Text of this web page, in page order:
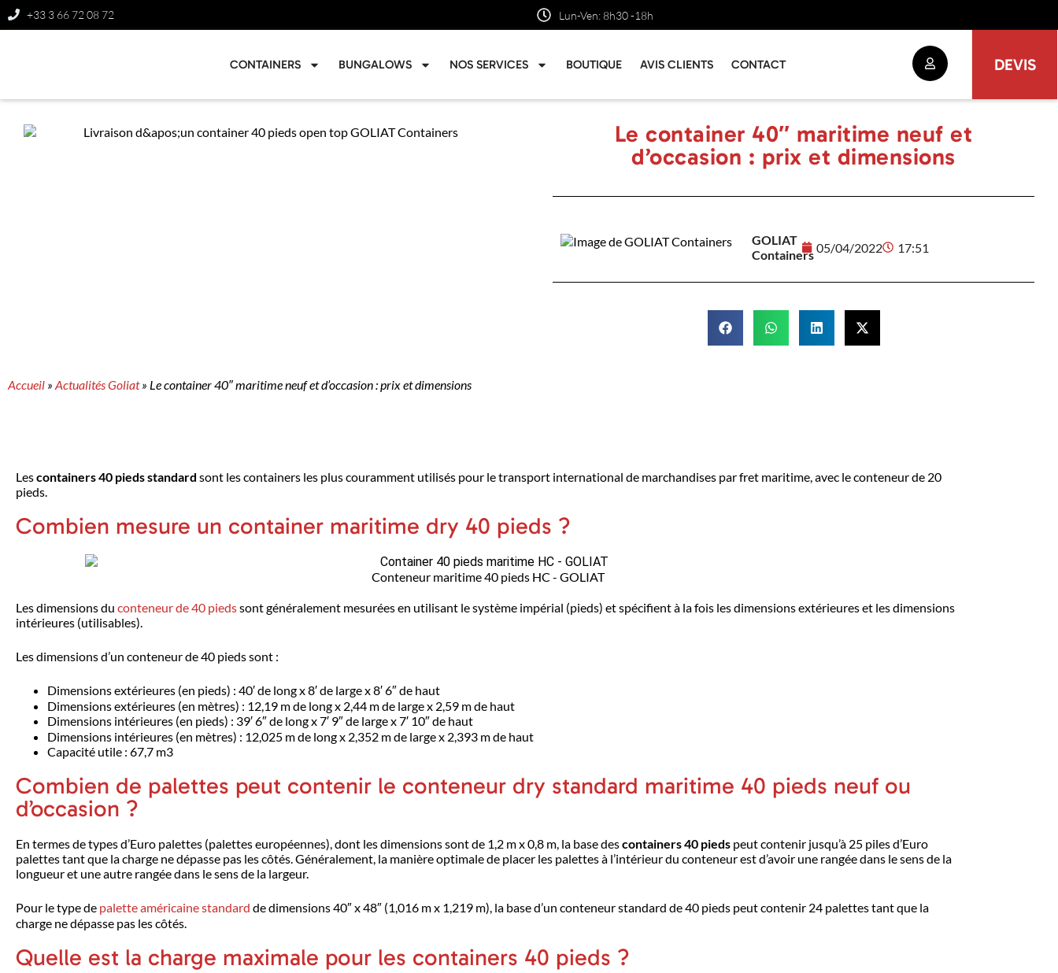
+33 3 66 72 08 72 Lun-Ven: 8h30 -18h
CONTAINERS BUNGALOWS NOS SERVICES BOUTIQUE AVIS CLIENTS CONTACT DEVIS
Le container 40″ maritime neuf et
d’occasion : prix et dimensions
GOLIAT
Containers05/04/2022 17:51
Accueil » Actualités Goliat» Le container 40″ maritime neuf et d’occasion : prix et dimensions
Lescontainers 40 pieds standard sont les containers les plus couramment utilisés pour le transport international de marchandises par fret maritime, avec le conteneur de 20
pieds.
Combien mesure un container maritime dry 40 pieds ?
Conteneur maritime 40 pieds HC - GOLIAT
Les dimensions du conteneur de 40 piedssont généralement mesurées en utilisant le système impérial (pieds) et spécifient à la fois les dimensions extérieures et les dimensions
intérieures (utilisables).
Les dimensions d’un conteneur de 40 pieds sont :
Dimensions extérieures (en pieds) : 40′ de long x 8′ de large x 8′ 6″ de haut
Dimensions extérieures (en mètres) : 12,19 m de long x 2,44 m de large x 2,59 m de haut
Dimensions intérieures (en pieds) : 39′ 6″ de long x 7′ 9″ de large x 7′ 10″ de haut
Dimensions intérieures (en mètres) : 12,025 m de long x 2,352 m de large x 2,393 m de haut
Capacité utile : 67,7 m3
Combien de palettes peut contenir le conteneur dry standard maritime 40 pieds neuf ou
d’occasion ?
En termes de types d’Euro palettes (palettes européennes), dont les dimensions sont de 1,2 m x 0,8 m, la base descontainers 40 pieds peut contenir jusqu’à 25 piles d’Euro
palettes tant que la charge ne dépasse pas les côtés. Généralement, la manière optimale de placer les palettes à l’intérieur du conteneur est d’avoir une rangée dans le sens de la
longueur et une autre rangée dans le sens de la largeur.
Pour le type de palette américaine standard de dimensions 40″ x 48″ (1,016 m x 1,219 m), la base d’un conteneur standard de 40 pieds peut contenir 24 palettes tant que la
charge ne dépasse pas les côtés.
Quelle est la charge maximale pour les containers 40 pieds ?